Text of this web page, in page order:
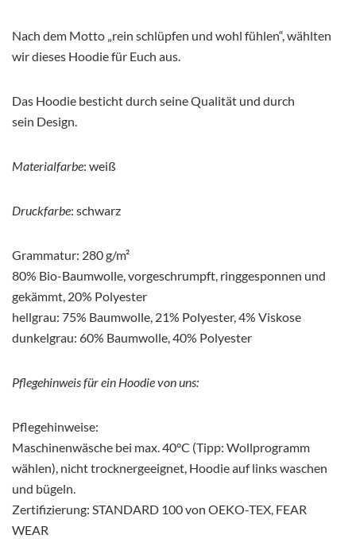
Nach dem Motto „rein schlüpfen und wohl fühlen“, wählten
wir dieses Hoodie für Euch aus.
Das Hoodie besticht durch seine Qualität und durch
sein Design.
Materialfarbe: weiß
Druckfarbe: schwarz
Grammatur: 280 g/m²
80% Bio-Baumwolle, vorgeschrumpft, ringgesponnen und
gekämmt, 20% Polyester
hellgrau: 75% Baumwolle, 21% Polyester, 4% Viskose
dunkelgrau: 60% Baumwolle, 40% Polyester
Pflegehinweis für ein Hoodie von uns:
Pflegehinweise:
Maschinenwäsche bei max. 40°C (Tipp: Wollprogramm
wählen), nicht trocknergeeignet, Hoodie auf links waschen
und bügeln.
Zertifizierung: STANDARD 100 von OEKO-TEX, FEAR
WEAR